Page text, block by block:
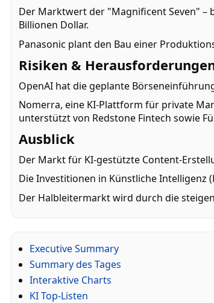
Der Marktwert der "Magnificent Seven" –
Billionen Dollar.
Panasonic plant den Bau einer
Risiken &
OpenAI hat die geplante
Nomerra, eine KI-Plattform für private
unterstützt von Redstone Fintech sowie
Ausblick
Der Markt für KI-gestützte Content-
Die Investitionen in Künstliche Intelligenz
Der Halbleitermarkt wird durch die
Executive Summary
Summary des Tages
Interaktive Charts
KI Top-Listen